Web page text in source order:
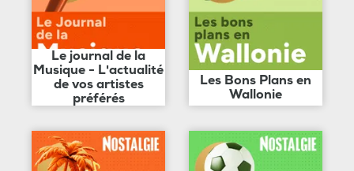
Le journal de la
Musique - L'actualité
de vos artistes
préférés
Les Bons Plans en
Wallonie